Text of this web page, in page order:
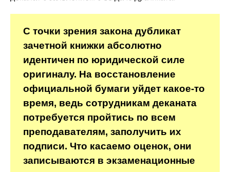
С точки зрения закона дубликат
зачетной книжки абсолютно
идентичен по юридической силе
оригиналу. На восстановление
официальной бумаги уйдет какое-то
время, ведь сотрудникам деканата
потребуется пройтись по всем
преподавателям, заполучить их
подписи. Что касаемо оценок, они
записываются в экзаменационные